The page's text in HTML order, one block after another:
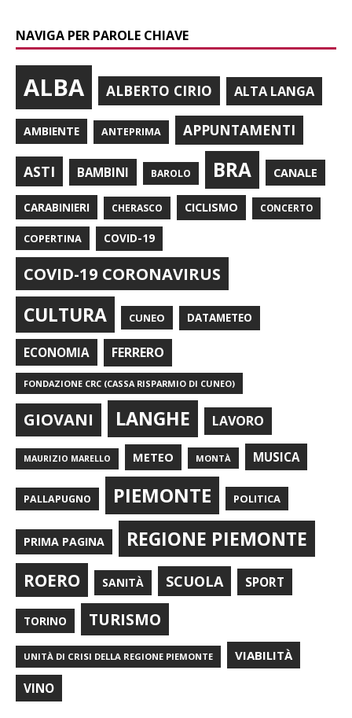
NAVIGA PER PAROLE CHIAVE
ALBA ALBERTO CIRIO ALTA LANGA
AMBIENTE ANTEPRIMA APPUNTAMENTI
ASTI BAMBINI BAROLO BRA CANALE
CARABINIERI CHERASCO CICLISMO CONCERTO
COPERTINA COVID-19
COVID-19 CORONAVIRUS
CULTURA CUNEO DATAMETEO
ECONOMIA FERRERO
FONDAZIONE CRC (CASSA RISPARMIO DI CUNEO)
GIOVANI LANGHE LAVORO
MAURIZIO MARELLO METEO MONTÀ MUSICA
PALLAPUGNO PIEMONTE POLITICA
PRIMA PAGINA REGIONE PIEMONTE
ROERO SANITÀ SCUOLA SPORT
TORINO TURISMO
UNITÀ DI CRISI DELLA REGIONE PIEMONTE VIABILITÀ
VINO